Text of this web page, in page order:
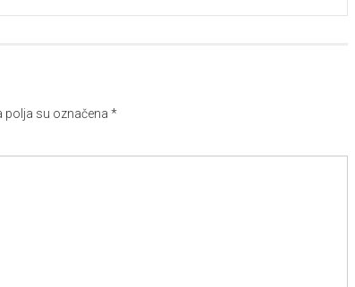
polja su označena *